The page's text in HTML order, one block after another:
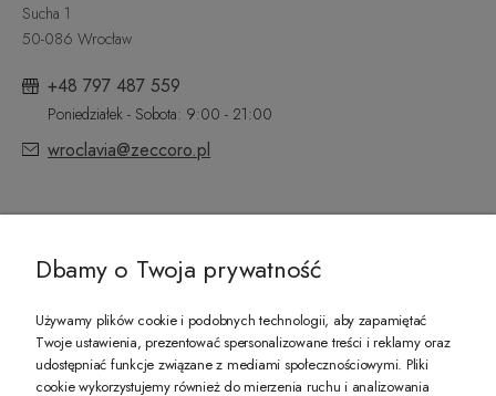
Sucha 1
50-086 Wrocław
+48 797 487 559
Poniedziałek - Sobota: 9:00 - 21:00
wroclavia@zeccoro.pl
PREZENT DLA CIEBIE!
Dbamy o Twoja prywatność
Używamy plików cookie i podobnych technologii, aby zapamiętać
Twoje ustawienia, prezentować spersonalizowane treści i reklamy oraz
udostępniać funkcje związane z mediami społecznościowymi. Pliki
cookie wykorzystujemy również do mierzenia ruchu i analizowania